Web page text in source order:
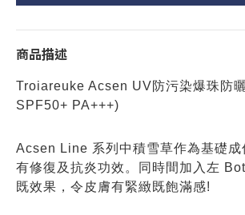
商品描述
Troiareuke Acsen UV防污染爆珠防
SPF50+ PA+++)
Acsen Line 系列中積雪草作為基礎成
有修復及抗炎功效。同時間加入左
既效果，令皮膚有緊緻既飽滿感!